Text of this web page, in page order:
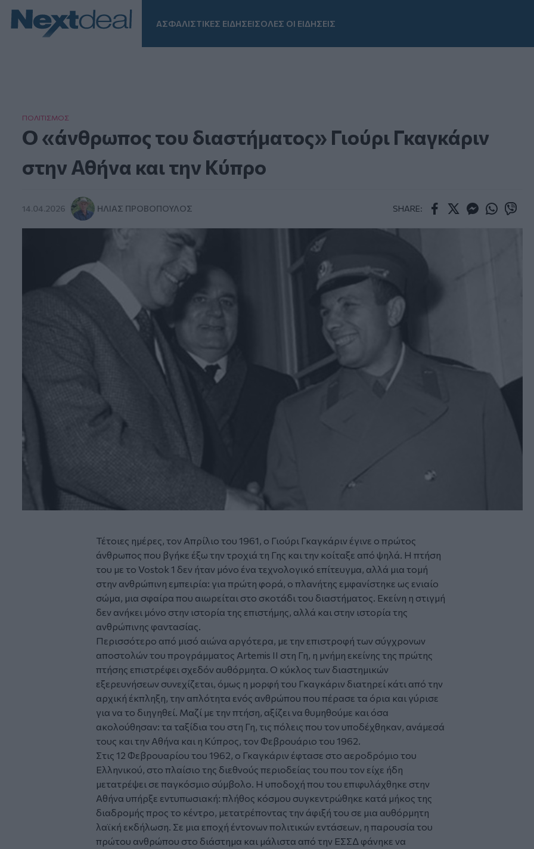
ΑΣΦΑΛΙΣΤΙΚΕΣ ΕΙΔΗΣΕΙΣΟΛΕΣ ΟΙ ΕΙΔΗΣΕΙΣ
ΠΟΛΙΤΙΣΜΟΣ
Ο «άνθρωπος του διαστήματος» Γιούρι Γκαγκάριν
στην Αθήνα και την Κύπρο
14.04.2026 ΗΛΊΑΣ ΠΡΟΒΌΠΟΥΛΟΣ SHARE:
Τέτοιες ημέρες, τον Απρίλιο του 1961, ο Γιούρι Γκαγκάριν έγινε ο πρώτος
άνθρωπος που βγήκε έξω την τροχιά τη Γης και την κοίταξε από ψηλά. Η πτήση
του με το Vostok 1 δεν ήταν μόνο ένα τεχνολογικό επίτευγμα, αλλά μια τομή
στην ανθρώπινη εμπειρία: για πρώτη φορά, ο πλανήτης εμφανίστηκε ως ενιαίο
σώμα, μια σφαίρα που αιωρείται στο σκοτάδι του διαστήματος. Εκείνη η στιγμή
δεν ανήκει μόνο στην ιστορία της επιστήμης, αλλά και στην ιστορία της
ανθρώπινης φαντασίας.
Περισσότερο από μισό αιώνα αργότερα, με την επιστροφή των σύγχρονων
αποστολών του προγράμματος Artemis ΙΙ στη Γη, η μνήμη εκείνης της πρώτης
πτήσης επιστρέφει σχεδόν αυθόρμητα. Ο κύκλος των διαστημικών
εξερευνήσεων συνεχίζεται, όμως η μορφή του Γκαγκάριν διατηρεί κάτι από την
αρχική έκπληξη, την απλότητα ενός ανθρώπου που πέρασε τα όρια και γύρισε
για να το διηγηθεί. Μαζί με την πτήση, αξίζει να θυμηθούμε και όσα
ακολούθησαν: τα ταξίδια του στη Γη, τις πόλεις που τον υποδέχθηκαν, ανάμεσά
τους και την Αθήνα και η Κύπρος, τον Φεβρουάριο του 1962.
Στις 12 Φεβρουαρίου του 1962, ο Γκαγκάριν έφτασε στο αεροδρόμιο του
Ελληνικού, στο πλαίσιο της διεθνούς περιοδείας του που τον είχε ήδη
μετατρέψει σε παγκόσμιο σύμβολο. Η υποδοχή που του επιφυλάχθηκε στην
Αθήνα υπήρξε εντυπωσιακή: πλήθος κόσμου συγκεντρώθηκε κατά μήκος της
διαδρομής προς το κέντρο, μετατρέποντας την άφιξή του σε μια αυθόρμητη
λαϊκή εκδήλωση. Σε μια εποχή έντονων πολιτικών εντάσεων, η παρουσία του
πρώτου ανθρώπου στο διάστημα και μάλιστα από την ΕΣΣΔ φάνηκε να